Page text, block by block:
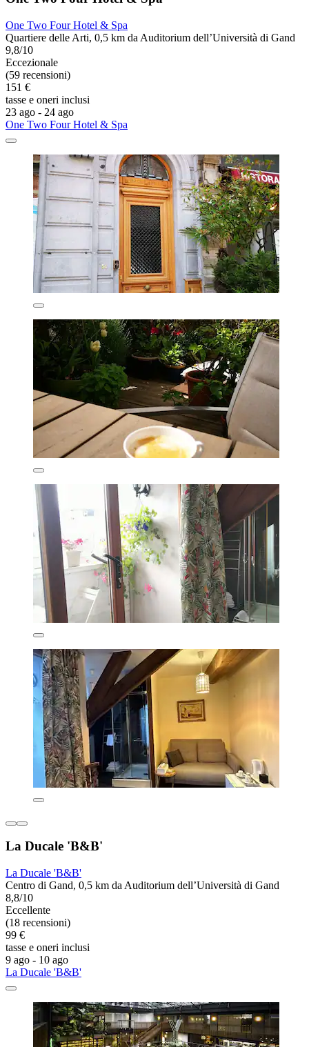
One Two Four Hotel & Spa
Quartiere delle Arti, 0,5 km da Auditorium dell’Università di Gand
9,8/10
Eccezionale
(59 recensioni)
151 €
tasse e oneri inclusi
23 ago - 24 ago
One Two Four Hotel & Spa
La Ducale 'B&B'
La Ducale 'B&B'
Centro di Gand, 0,5 km da Auditorium dell’Università di Gand
8,8/10
Eccellente
(18 recensioni)
99 €
tasse e oneri inclusi
9 ago - 10 ago
La Ducale 'B&B'